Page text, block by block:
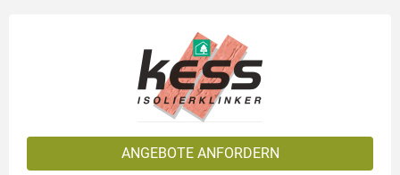
ANGEBOTE ANFORDERN